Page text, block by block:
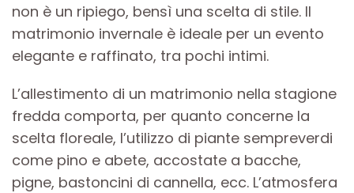
non è un ripiego, bensì una scelta di stile. Il
matrimonio invernale è ideale per un evento
elegante e raffinato, tra pochi intimi.
L’allestimento di un matrimonio nella stagione
fredda comporta, per quanto concerne la
scelta floreale, l’utilizzo di piante sempreverdi
come pino e abete, accostate a bacche,
pigne, bastoncini di cannella, ecc. L’atmosfera